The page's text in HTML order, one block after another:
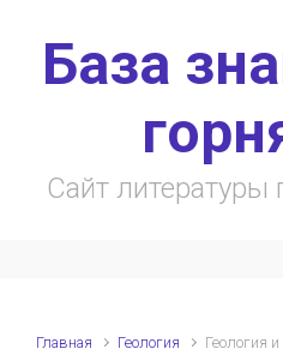
База
Сайт литературы
Главная Геология Геология